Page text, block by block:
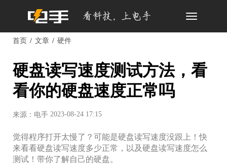
Toggle
首页 文章 硬件
硬盘读写速度测试方法，看
看你的硬盘速度正常吗
来源：电手 2023-08-24 17:15
觉得程序打开太慢了？可能是硬盘读写速度没跟上！快
来看看硬盘读写速度多少正常，以及硬盘读写速度怎么
测试！带你了解自己的硬盘。